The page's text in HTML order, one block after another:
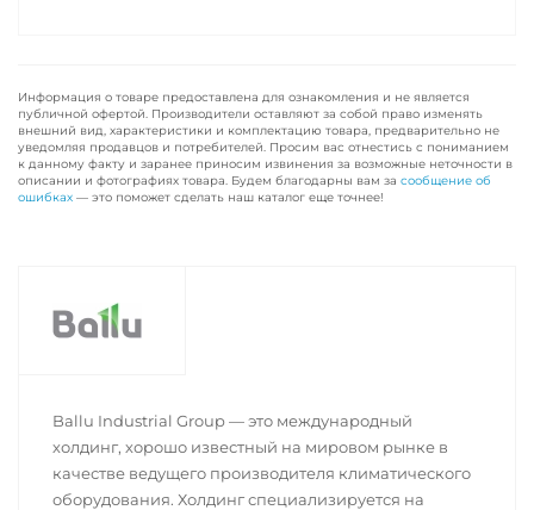
Информация о товаре предоставлена для ознакомления и не является
публичной офертой. Производители оставляют за собой право изменять
внешний вид, характеристики и комплектацию товара, предварительно не
уведомляя продавцов и потребителей. Просим вас отнестись с пониманием
к данному факту и заранее приносим извинения за возможные неточности в
описании и фотографиях товара. Будем благодарны вам за сообщение об
ошибках — это поможет сделать наш каталог еще точнее!
Ballu Industrial Group — это международный
холдинг, хорошо известный на мировом рынке в
качестве ведущего производителя климатического
оборудования. Холдинг специализируется на